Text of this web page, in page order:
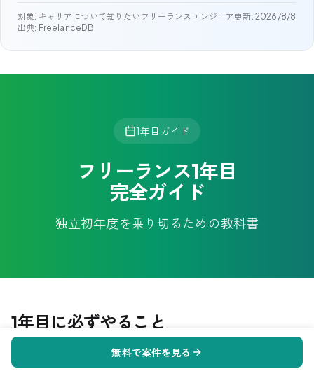
対象: キャリアについて知りたいフリーランスエンジニア 更新: 2026/8/8
出典: FreelanceDB
1年目ガイド
フリーランス1年目
完全ガイド
独立初年度を乗り切るための教科書
1年目に必ずやること
開業届・青色申告承認申請書
無料で案件を見る